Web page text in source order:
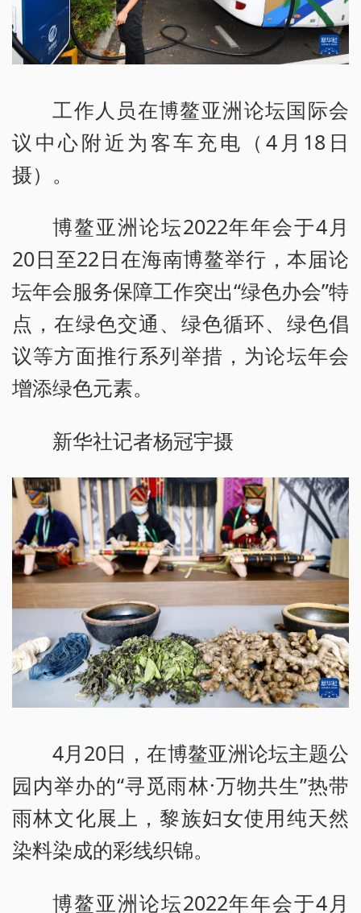
工作人员在博鳌亚洲论坛国际会
议中心附近为客车充电（4月18日
摄）。
博鳌亚洲论坛2022年年会于4月
20日至22日在海南博鳌举行，本届论
坛年会服务保障工作突出“绿色办会”特
点，在绿色交通、绿色循环、绿色倡
议等方面推行系列举措，为论坛年会
增添绿色元素。
新华社记者杨冠宇摄
4月20日，在博鳌亚洲论坛主题公
园内举办的“寻觅雨林·万物共生”热带
雨林文化展上，黎族妇女使用纯天然
染料染成的彩线织锦。
博鳌亚洲论坛2022年年会于4月